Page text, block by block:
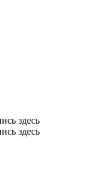
здесь
здесь